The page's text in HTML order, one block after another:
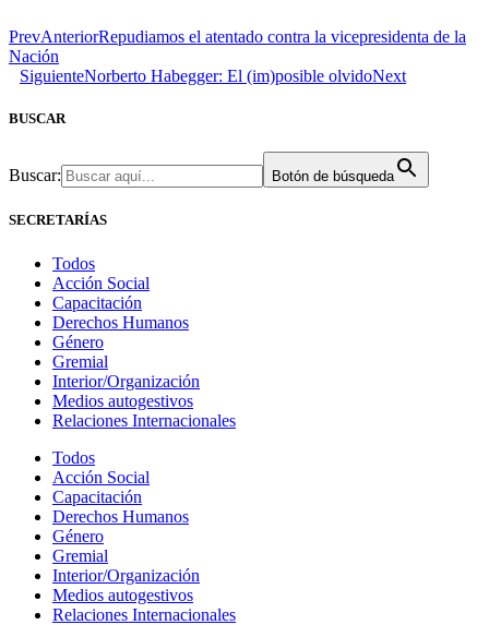
PrevAnteriorRepudiamos el atentado contra la vicepresidenta de la
Nación
SiguienteNorberto Habegger: El (im)posible olvidoNext
BUSCAR
Buscar: Botón de búsqueda
SECRETARÍAS
Todos
Acción Social
Capacitación
Derechos Humanos
Género
Gremial
Interior/Organización
Medios autogestivos
Relaciones Internacionales
Todos
Acción Social
Capacitación
Derechos Humanos
Género
Gremial
Interior/Organización
Medios autogestivos
Relaciones Internacionales